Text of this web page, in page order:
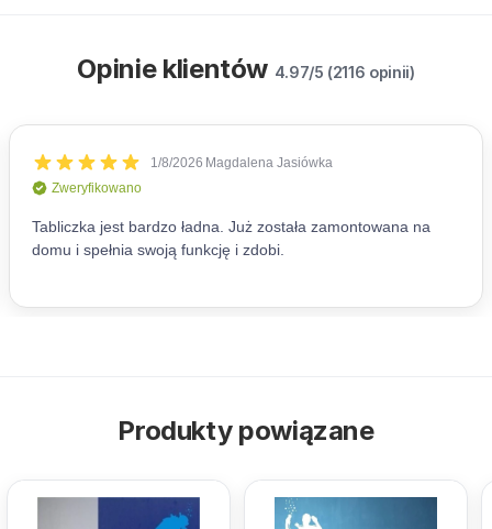
Opinie klientów 4.97/5 (2116 opinii)
Produkty powiązane